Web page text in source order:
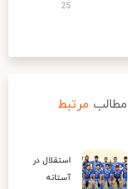
25
مطالب مرتبط
استقلال در
آستانه